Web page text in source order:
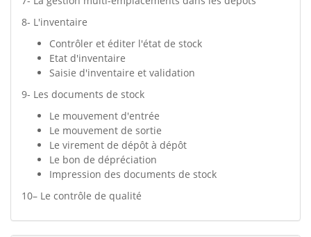
8- L'inventaire
Contrôler et éditer l'état de stock
Etat d'inventaire
Saisie d'inventaire et validation
9- Les documents de stock
Le mouvement d'entrée
Le mouvement de sortie
Le virement de dépôt à dépôt
Le bon de dépréciation
Impression des documents de stock
10– Le contrôle de qualité